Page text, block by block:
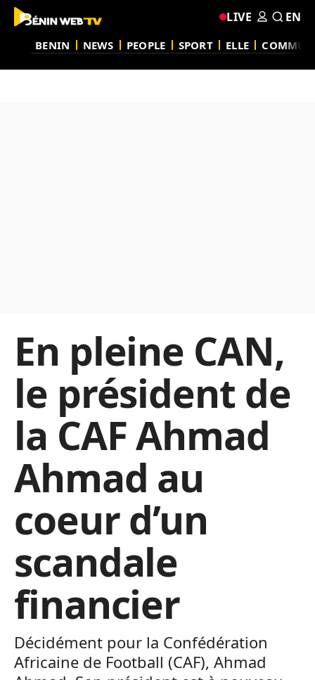
BENIN NEWS PEOPLE SPORT ELLE
LIVE EN
En pleine CAN,
le président de
la CAF Ahmad
Ahmad au
coeur d’un
scandale
financier
Décidément pour la Confédération
Africaine de Football (CAF), Ahmad